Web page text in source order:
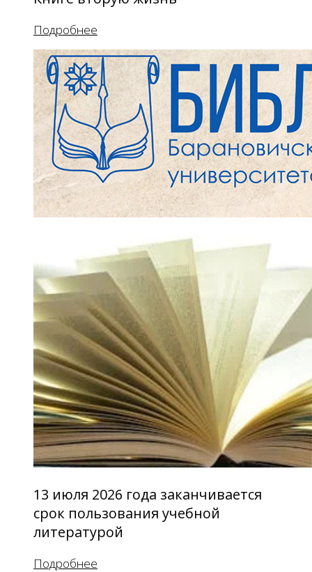
Подробнее
13 июля 2026 года заканчивается
срок пользования учебной
литературой
Подробнее